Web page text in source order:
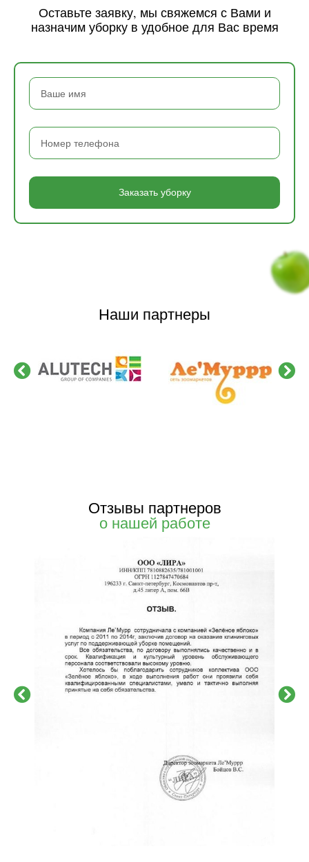
Оставьте заявку, мы свяжемся с Вами и
назначим уборку в удобное для Вас время
Заказать уборку
Наши партнеры
Отзывы партнеров
о нашей работе